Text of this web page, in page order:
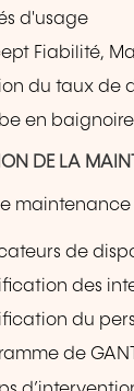
d'usage
Fiabilité,
du taux de
en baignoire
DE LA
de
des
du
de